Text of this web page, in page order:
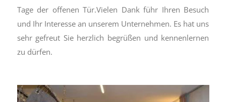
Tage der offenen Tür.Vielen Dank führ Ihren Besuch
und Ihr Interesse an unserem Unternehmen. Es hat uns
sehr gefreut Sie herzlich begrüßen und kennenlernen
zu dürfen.